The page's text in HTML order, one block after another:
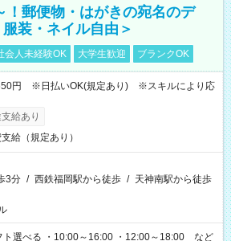
！郵便物・はがきの宛名のデ
装・ネイル自由＞
会人未経験OK 大学生歓迎 ブランクOK
円 ※日払いOK(規定あり) ※スキルにより応
給あり
給（規定あり）
3分 / 西鉄福岡駅から徒歩 / 天神南駅から徒歩
選べる ・10:00～16:00 ・12:00～18:00 など